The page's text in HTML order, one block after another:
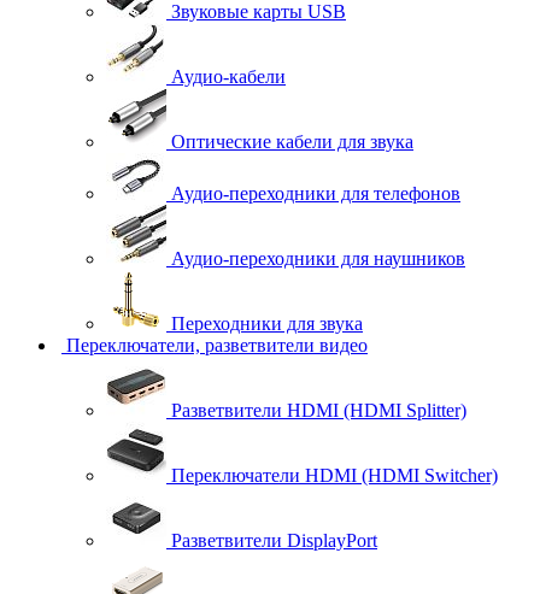
Звуковые карты USB
Аудио-кабели
Оптические кабели для звука
Аудио-переходники для телефонов
Аудио-переходники для наушников
Переходники для звука
Переключатели, разветвители видео
Разветвители HDMI (HDMI Splitter)
Переключатели HDMI (HDMI Switcher)
Разветвители DisplayPort